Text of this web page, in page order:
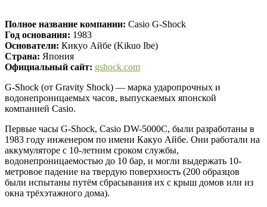
Полное название компании: Casio G-Shock
Год основания: 1983
Основатели: Кикуо Айбе (Kikuo Ibe)
Страна: Япония
Официальный сайт: gshock.com
G-Shock (от Gravity Shock) — марка ударопрочных и
водонепроницаемых часов, выпускаемых японской
компанией Casio.
Первые часы G-Shock, Casio DW-5000C, были разработаны в
1983 году инженером пo имени Какуо Айбе. Они работали на
аккумуляторе с 10-летним сроком службы,
водонепроницаемостью до 10 бар, и могли выдержать 10-
метровое падение на твердую поверхность (200 образцов
были испытаны путём сбрасывания их с крыш домов или из
окна трёхэтажного дома).